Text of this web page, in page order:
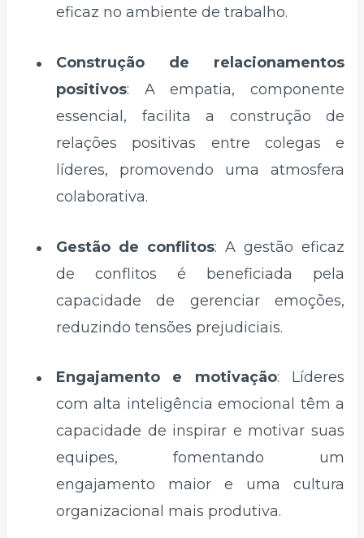
eficaz no ambiente de trabalho.
Construção de relacionamentos
positivos: A empatia, componente
essencial, facilita a construção de
relações positivas entre colegas e
líderes, promovendo uma atmosfera
colaborativa.
Gestão de conflitos: A gestão eficaz
de conflitos é beneficiada pela
capacidade de gerenciar emoções,
reduzindo tensões prejudiciais.
Engajamento e motivação: Líderes
com alta inteligência emocional têm a
capacidade de inspirar e motivar suas
equipes, fomentando um
engajamento maior e uma cultura
organizacional mais produtiva.